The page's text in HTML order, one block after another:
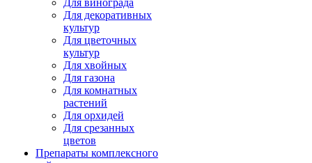
Для винограда
Для декоративных
культур
Для цветочных
культур
Для хвойных
Для газона
Для комнатных
растений
Для орхидей
Для срезанных
цветов
Препараты комплексного